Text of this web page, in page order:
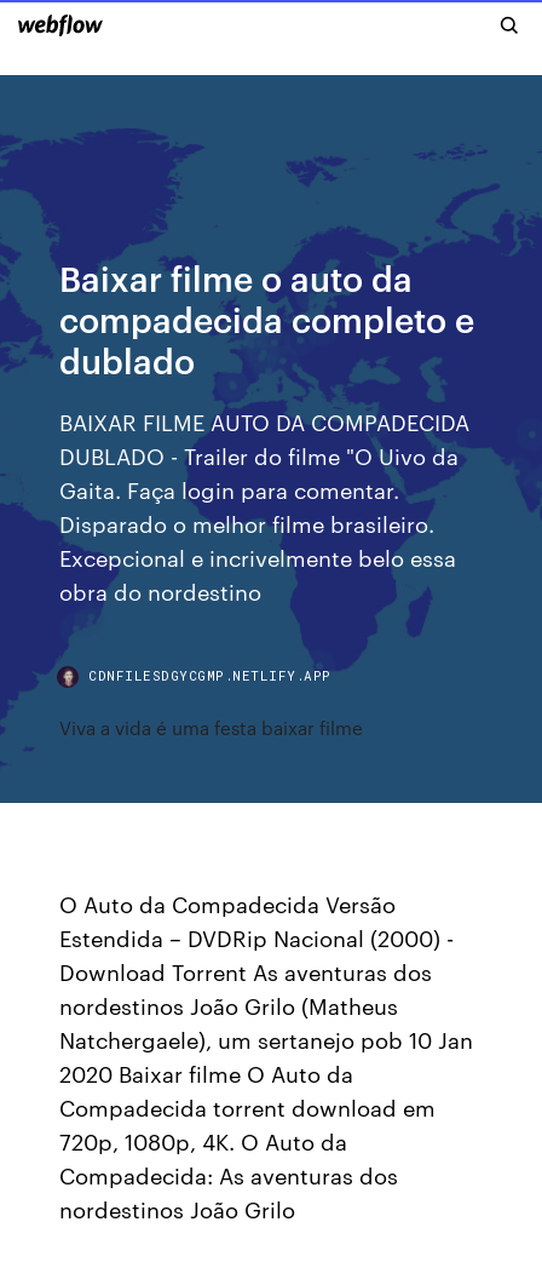
Baixar filme o auto da
compadecida completo e
dublado
BAIXAR FILME AUTO DA COMPADECIDA
DUBLADO - Trailer do filme "O Uivo da
Gaita. Faça login para comentar.
Disparado o melhor filme brasileiro.
Excepcional e incrivelmente belo essa
obra do nordestino
CDNFILESDGYCGMP.NETLIFY.APP
Viva a vida é uma festa baixar filme
O Auto da Compadecida Versão
Estendida – DVDRip Nacional (2000) -
Download Torrent As aventuras dos
nordestinos João Grilo (Matheus
Natchergaele), um sertanejo pob 10 Jan
2020 Baixar filme O Auto da
Compadecida torrent download em
720p, 1080p, 4K. O Auto da
Compadecida: As aventuras dos
nordestinos João Grilo